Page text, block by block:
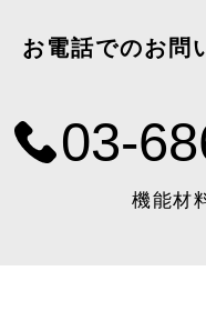
お電話でのお問
03-
機能材